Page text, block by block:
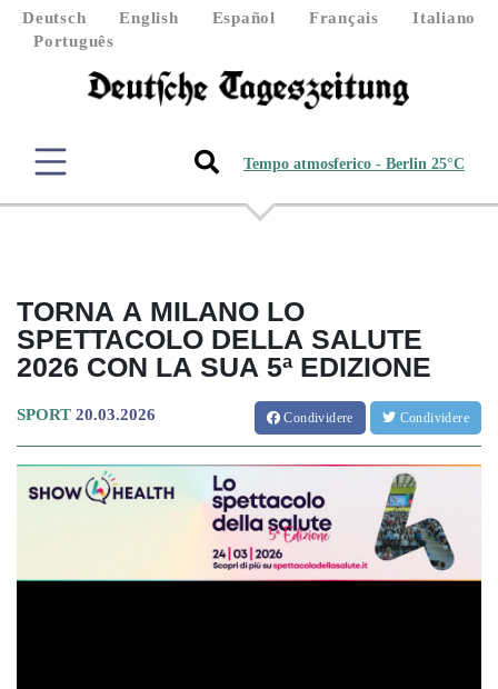
Deutsch English Español Français
Italiano
Português
Tempo atmosferico - Berlin 25°C
TORNA A MILANO LO
SPETTACOLO DELLA SALUTE
2026 CON LA SUA 5ª EDIZIONE
SPORT 20.03.2026 Condividere Condividere